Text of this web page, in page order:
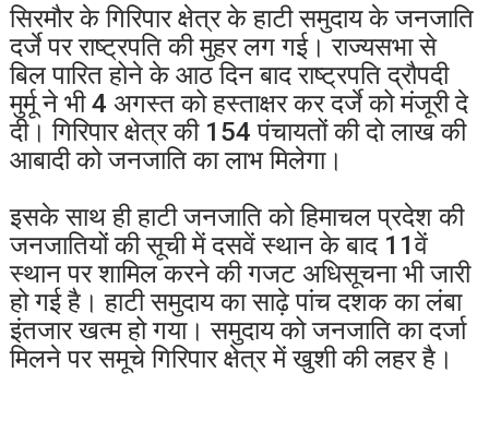
सिरमौर के गिरिपार क्षेत्र के हाटी समुदाय के जनजाति
दर्जे पर राष्ट्रपति की मुहर लग गई। राज्यसभा से
बिल पारित होने के आठ दिन बाद राष्ट्रपति द्रौपदी
मुर्मू ने भी 4 अगस्त को हस्ताक्षर कर दर्जे को मंजूरी दे
दी। गिरिपार क्षेत्र की 154 पंचायतों की दो लाख की
आबादी को जनजाति का लाभ मिलेगा।
इसके साथ ही हाटी जनजाति को हिमाचल प्रदेश की
जनजातियों की सूची में दसवें स्थान के बाद 11वें
स्थान पर शामिल करने की गजट अधिसूचना भी जारी
हो गई है। हाटी समुदाय का साढ़े पांच दशक का लंबा
इंतजार खत्म हो गया। समुदाय को जनजाति का दर्जा
मिलने पर समूचे गिरिपार क्षेत्र में खुशी की लहर है।